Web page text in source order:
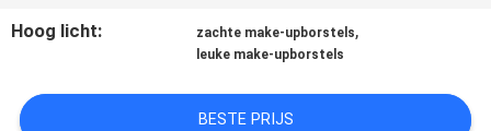
Hoog licht: zachte make-upborstels,
leuke make-upborstels
BESTE PRIJS